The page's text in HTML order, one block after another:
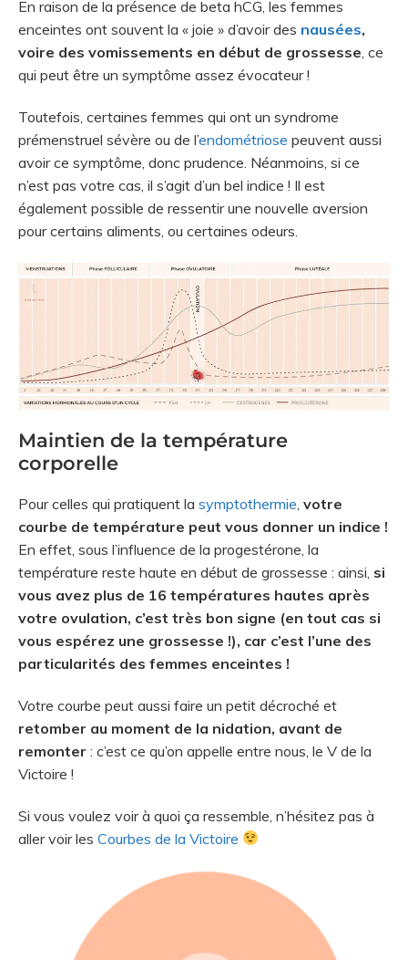
En raison de la présence de beta hCG, les femmes
enceintes ont souvent la « joie » d’avoir des nausées,
voire des vomissements en début de grossesse , ce
qui peut être un symptôme assez évocateur !
Toutefois, certaines femmes qui ont un syndrome
prémenstruel sévère ou de l’endométriose peuvent aussi
avoir ce symptôme, donc prudence. Néanmoins, si ce
n’est pas votre cas, il s’agit d’un bel indice ! Il est
également possible de ressentir une nouvelle aversion
pour certains aliments, ou certaines odeurs.
Maintien de la température
corporelle
Pour celles qui pratiquent la symptothermie, votre
courbe de température peut vous donner un indice !
En effet, sous l’influence de la progestérone, la
température reste haute en début de grossesse : ainsi, si
vous avez plus de 16 températures hautes après
votre ovulation, c’est très bon signe (en tout cas si
vous espérez une grossesse !), car c’est l’une des
particularités des femmes enceintes !
Votre courbe peut aussi faire un petit décroché et
retomber au moment de la nidation, avant de
remonter : c’est ce qu’on appelle entre nous, le V de la
Victoire !
Si vous voulez voir à quoi ça ressemble, n’hésitez pas à
aller voir les Courbes de la Victoire